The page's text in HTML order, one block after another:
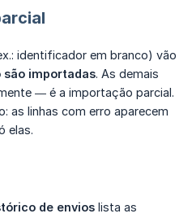
identificador em branco) vão
são importadas. As demais
— é a importação parcial.
as linhas com erro aparecem
elas.
de envios lista as